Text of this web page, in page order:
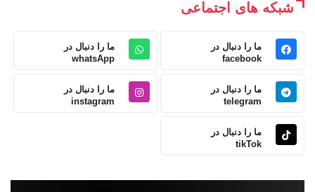
شبکه های اجتماعی
ما را دنبال در
facebook
ما را دنبال در
whatsApp
ما را دنبال در
telegram
ما را دنبال در
instagram
ما را دنبال در
tikTok